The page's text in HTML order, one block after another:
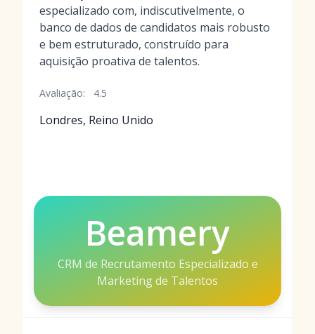
especializado com, indiscutivelmente, o
banco de dados de candidatos mais robusto
e bem estruturado, construído para
aquisição proativa de talentos.
Avaliação: 4.5
Londres, Reino Unido
Beamery
CRM de Recrutamento Especializado e
Marketing de Talentos